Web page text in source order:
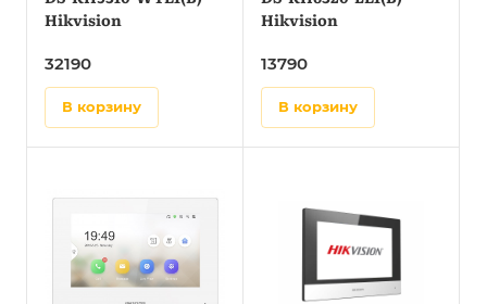
Hikvision
32190
в корзину
Hikvision
13790
в корзину